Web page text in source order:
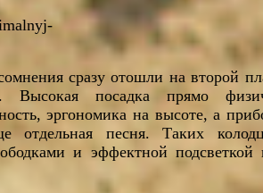
сразу отошли на второй
Высокая посадка прямо
эргономика на высоте, а
отдельная песня. Таких
и эффектной подсветкой